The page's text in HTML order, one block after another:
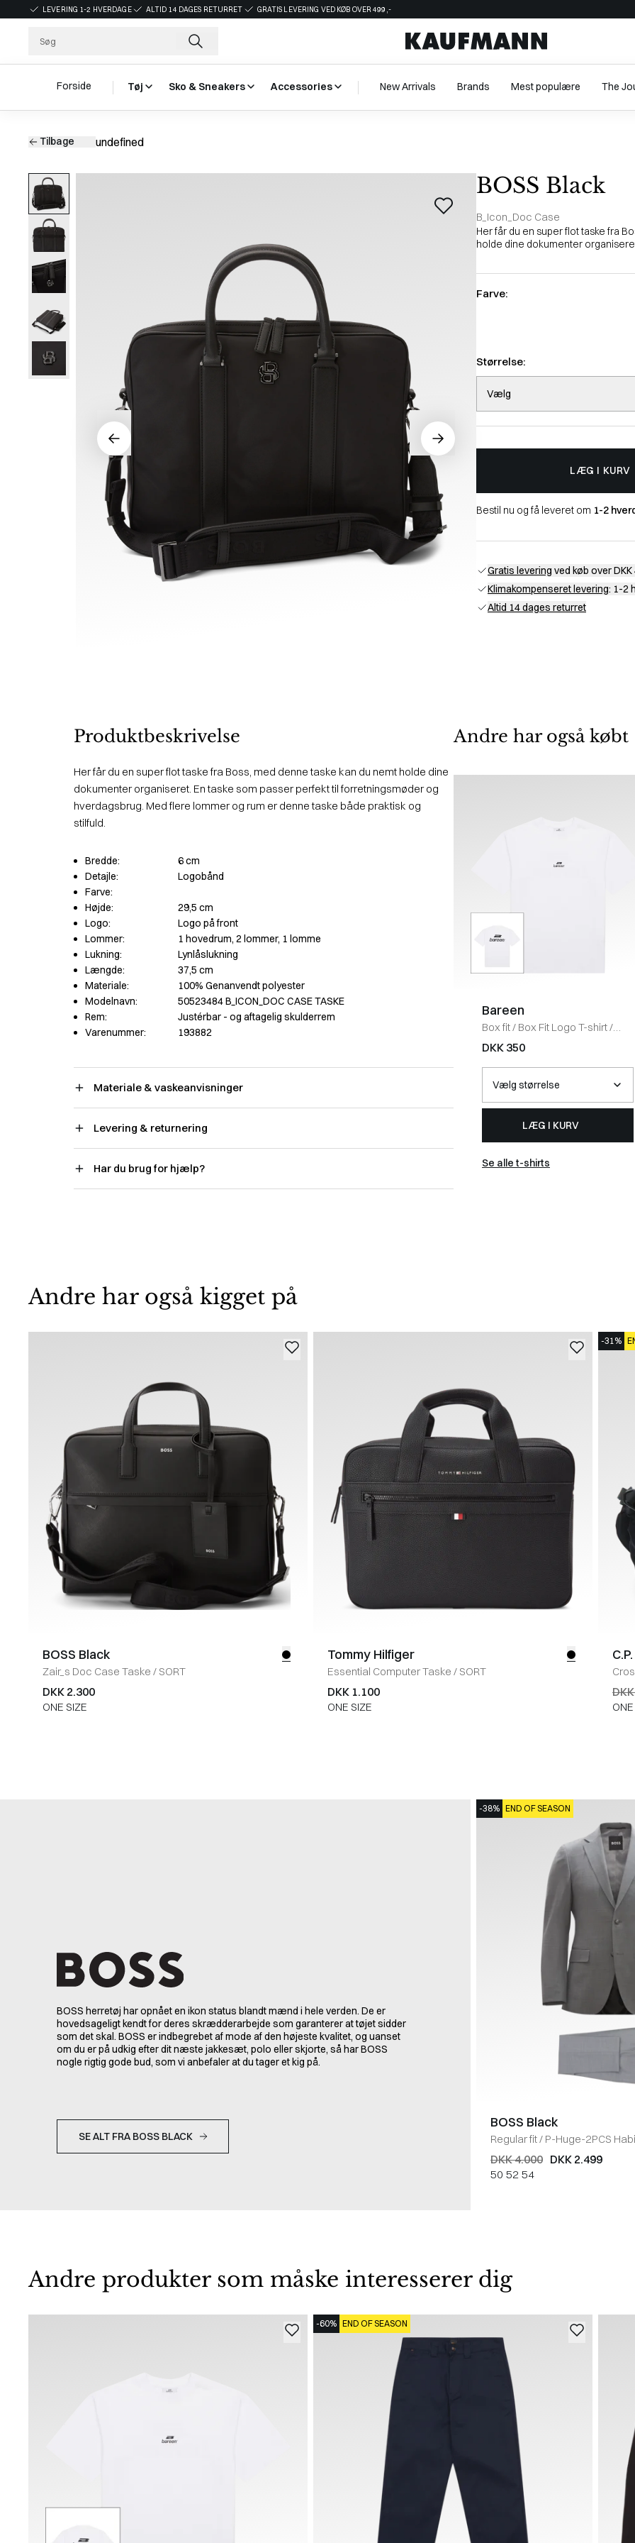
LEVERING 1-2 HVERDAGE ALTID 14 DAGES RETURRET GRATIS LEVERING VED KØB OVER 499,-
Forside Tøj Sko & Sneakers Accessories New Arrivals Brands Mest populære The
Tilbage undefined
BOSS Black
B_Icon_Doc Case
Her får du en super flot taske fra
holde dine dokumenter
Farve:
Størrelse:
Vælg
LÆG I KURV
Bestil nu og få leveret om 1-2
Gratis levering ved køb over DKK
Klimakompenseret levering: 1-2
Altid 14 dages returret
Produktbeskrivelse
Her får du en super flot taske fra Boss, med denne taske kan du nemt holde dine
dokumenter organiseret. En taske som passer perfekt til forretningsmøder og
hverdagsbrug. Med flere lommer og rum er denne taske både praktisk og
stilfuld.
Bredde:
6 cm
Detajle:
Logobånd
Farve:
Højde:
29,5 cm
Logo:
Logo på front
Lommer:
1 hovedrum, 2 lommer, 1 lomme
Lukning:
Lynlåslukning
Længde:
37,5 cm
Materiale:
100% Genanvendt polyester
Modelnavn:
50523484 B_ICON_DOC CASE TASKE
Rem:
Justérbar - og aftagelig skulderrem
Varenummer:
193882
Materiale & vaskeanvisninger
Levering & returnering
Har du brug for hjælp?
Andre har også købt
Bareen
Box fit/ Box Fit Logo T-shirt/
WHITE
DKK 350
LÆG I KURV
Se alle t-shirts
Andre har også kigget på
BOSS Black
Zair_s Doc Case Taske / SORT
DKK 2.300
ONE SIZE
Tommy Hilfiger
Essential Computer Taske / SORT
DKK 1.100
ONE SIZE
-31%
BOSS herretøj har opnået en ikon status blandt mænd i hele verden. De er
hovedsageligt kendt for deres skrædderarbejde som garanterer at tøjet sidder
som det skal. BOSS er indbegrebet af mode af den højeste kvalitet, og uanset
om du er på udkig efter dit næste jakkesæt, polo eller skjorte, så har BOSS
nogle rigtig gode bud, som vi anbefaler at du tager et kig på.
SE ALT FRA BOSS BLACK
-38% END OF SEASON
BOSS Black
Regular fit/ P-Huge-2PCS
DKK 4.000 DKK 2.499
50 52 54
Andre produkter som måske interesserer dig
-60% END OF SEASON